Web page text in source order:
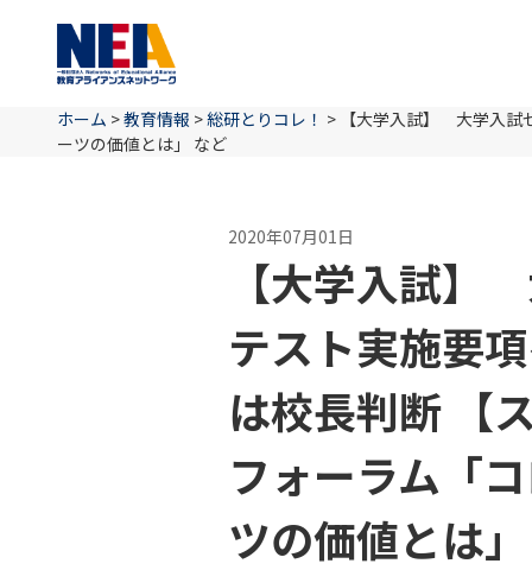
ホーム >教育情報 >総研とりコレ！ > 【大学入試】 大学入
ーツの価値とは」 など
2020年07月01日
【大学入試】
テスト実施要
は校長判断 【
フォーラム「
ツの価値とは